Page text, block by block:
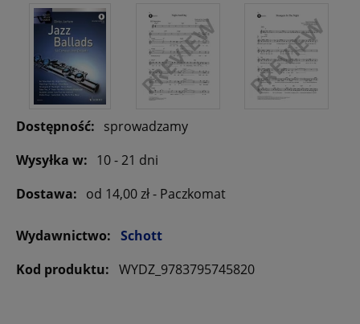
Dostępność: sprowadzamy
Wysyłka w: 10 - 21 dni
Dostawa: od 14,00 zł- Paczkomat
Wydawnictwo: Schott
Kod produktu: WYDZ_9783795745820